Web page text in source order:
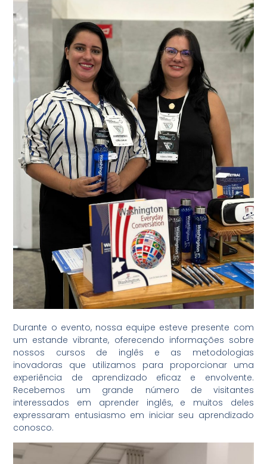
Durante o evento, nossa equipe esteve presente com
um estande vibrante, oferecendo informações sobre
nossos cursos de inglês e as metodologias
inovadoras que utilizamos para proporcionar uma
experiência de aprendizado eficaz e envolvente.
Recebemos um grande número de visitantes
interessados em aprender inglês, e muitos deles
expressaram entusiasmo em iniciar seu aprendizado
conosco.